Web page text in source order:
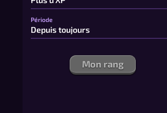
Période
Mon rang